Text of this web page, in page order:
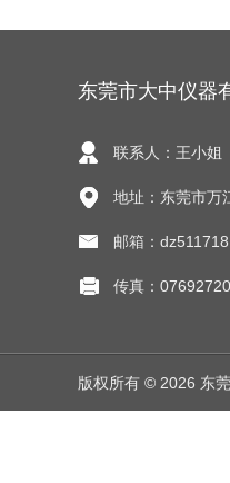
东莞市大中仪器
联系人：王小姐
地址：东莞市万
邮箱：
传真：
版权所有 © 2026 东